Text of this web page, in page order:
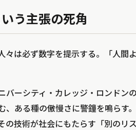
う主張の死角
々は必ず数字を提示する。「人間
ーシティ・カレッジ・ロンドン
ある種の傲慢さに警鐘を鳴らす
技術が社会にもたらす「別のリ